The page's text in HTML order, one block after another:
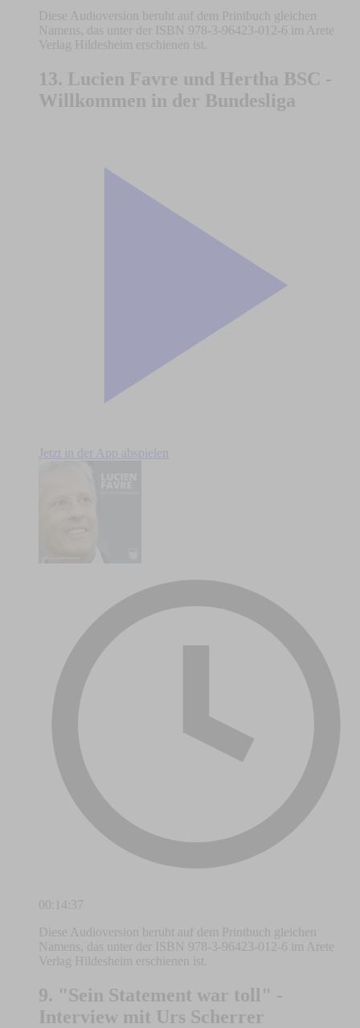
Diese Audioversion beruht auf dem Printbuch gleichen
Namens, das unter der ISBN 978-3-96423-012-6 im Arete
Verlag Hildesheim erschienen ist.
13. Lucien Favre und Hertha BSC -
Willkommen in der Bundesliga
Jetzt in der App abspielen
00:14:37
Diese Audioversion beruht auf dem Printbuch gleichen
Namens, das unter der ISBN 978-3-96423-012-6 im Arete
Verlag Hildesheim erschienen ist.
9. "Sein Statement war toll" -
Interview mit Urs Scherrer